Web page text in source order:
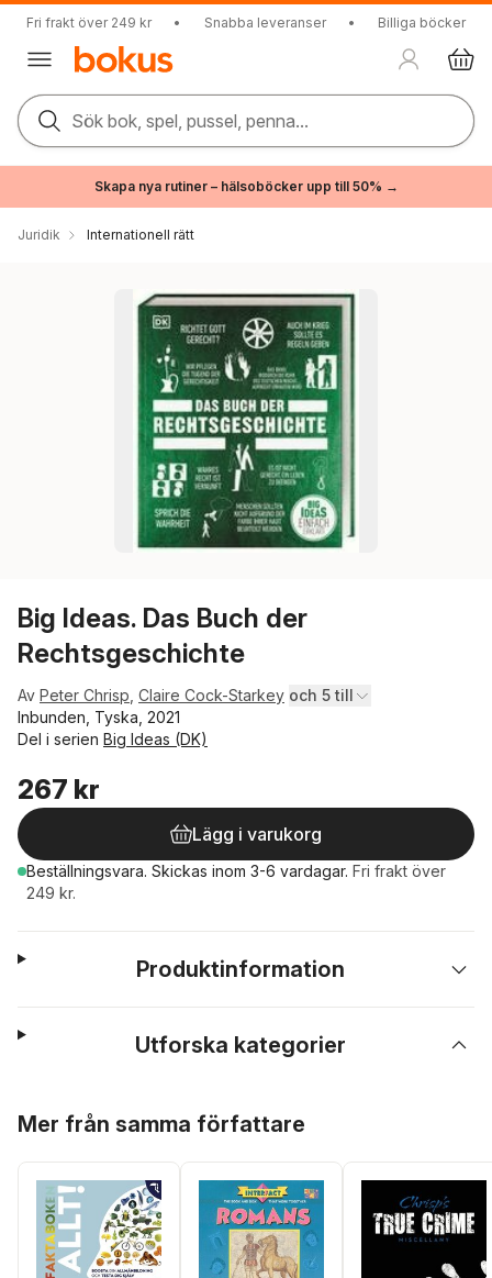
Fri frakt över 249 kr • Snabba leveranser • Billiga böcker
Sök bok, spel, pussel, penna...
Skapa nya rutiner – hälsoböcker upp till 50% →
Juridik Internationell rätt
Big Ideas. Das Buch der
Rechtsgeschichte
Av Peter Chrisp Claire Cock-Starkey och 5 till
Inbunden, Tyska, 2021
Del i serien Big Ideas (DK)
267 kr
Lägg i varukorg
Beställningsvara. Skickas inom 3-6 vardagar. Fri frakt över
249 kr.
Produktinformation
Utforska kategorier
Mer från samma författare